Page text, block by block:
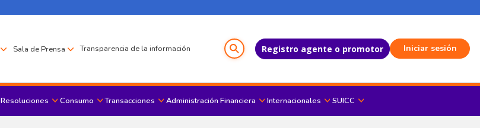
Sala de Prensa Transparencia de la información Registro agente o promotor Iniciar sesión
Menu principal
Resoluciones Consumo Transacciones Administración Financiera Internacionales SUICC